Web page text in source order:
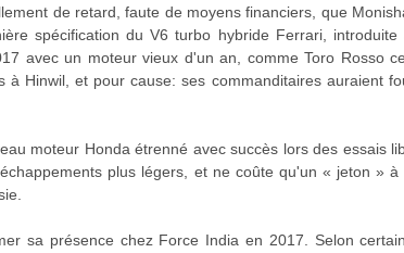
de retard, faute de moyens financiers, que
spécification du V6 turbo hybride Ferrari, introduite
avec un moteur vieux d'un an, comme Toro Rosso
Hinwil, et pour cause: ses commanditaires auraient
moteur Honda étrenné avec succès lors des essais
plus légers, et ne coûte qu'un « jeton » à
sa présence chez Force India en 2017. Selon